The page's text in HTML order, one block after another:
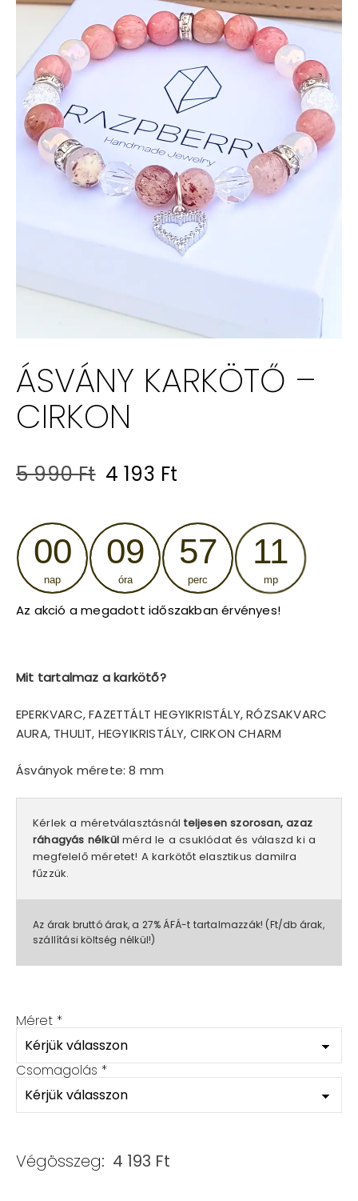
ÁSVÁNY KARKÖTŐ –
CIRKON
5 990Ft Original
was:
5
990 Ft.
4 193 Ft
is:
4
193 Ft.
00
nap
09
óra
57
perc
10
mp
Az akció a megadott időszakban érvényes!
Mit tartalmaz a karkötő?
EPERKVARC, FAZETTÁLT HEGYIKRISTÁLY, RÓZSAKVARC
AURA, THULIT, HEGYIKRISTÁLY, CIRKON CHARM
Ásványok mérete: 8 mm
Kérlek a méretválasztásnálteljesen szorosan, azaz
ráhagyás nélkül mérd le a csuklódat és válaszd ki a
megfelelő méretet! A karkötőt elasztikus damilra
fűzzük.
Az árak bruttó árak, a 27% ÁFÁ-t tartalmazzák! (Ft/db árak,
szállítási költség nélkül!)
Méret *
Csomagolás *
Végösszeg: 4 193 Ft